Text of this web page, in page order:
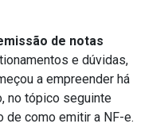
de notas
e dúvidas,
a empreender há
no tópico seguinte
de como emitir a NF-e.